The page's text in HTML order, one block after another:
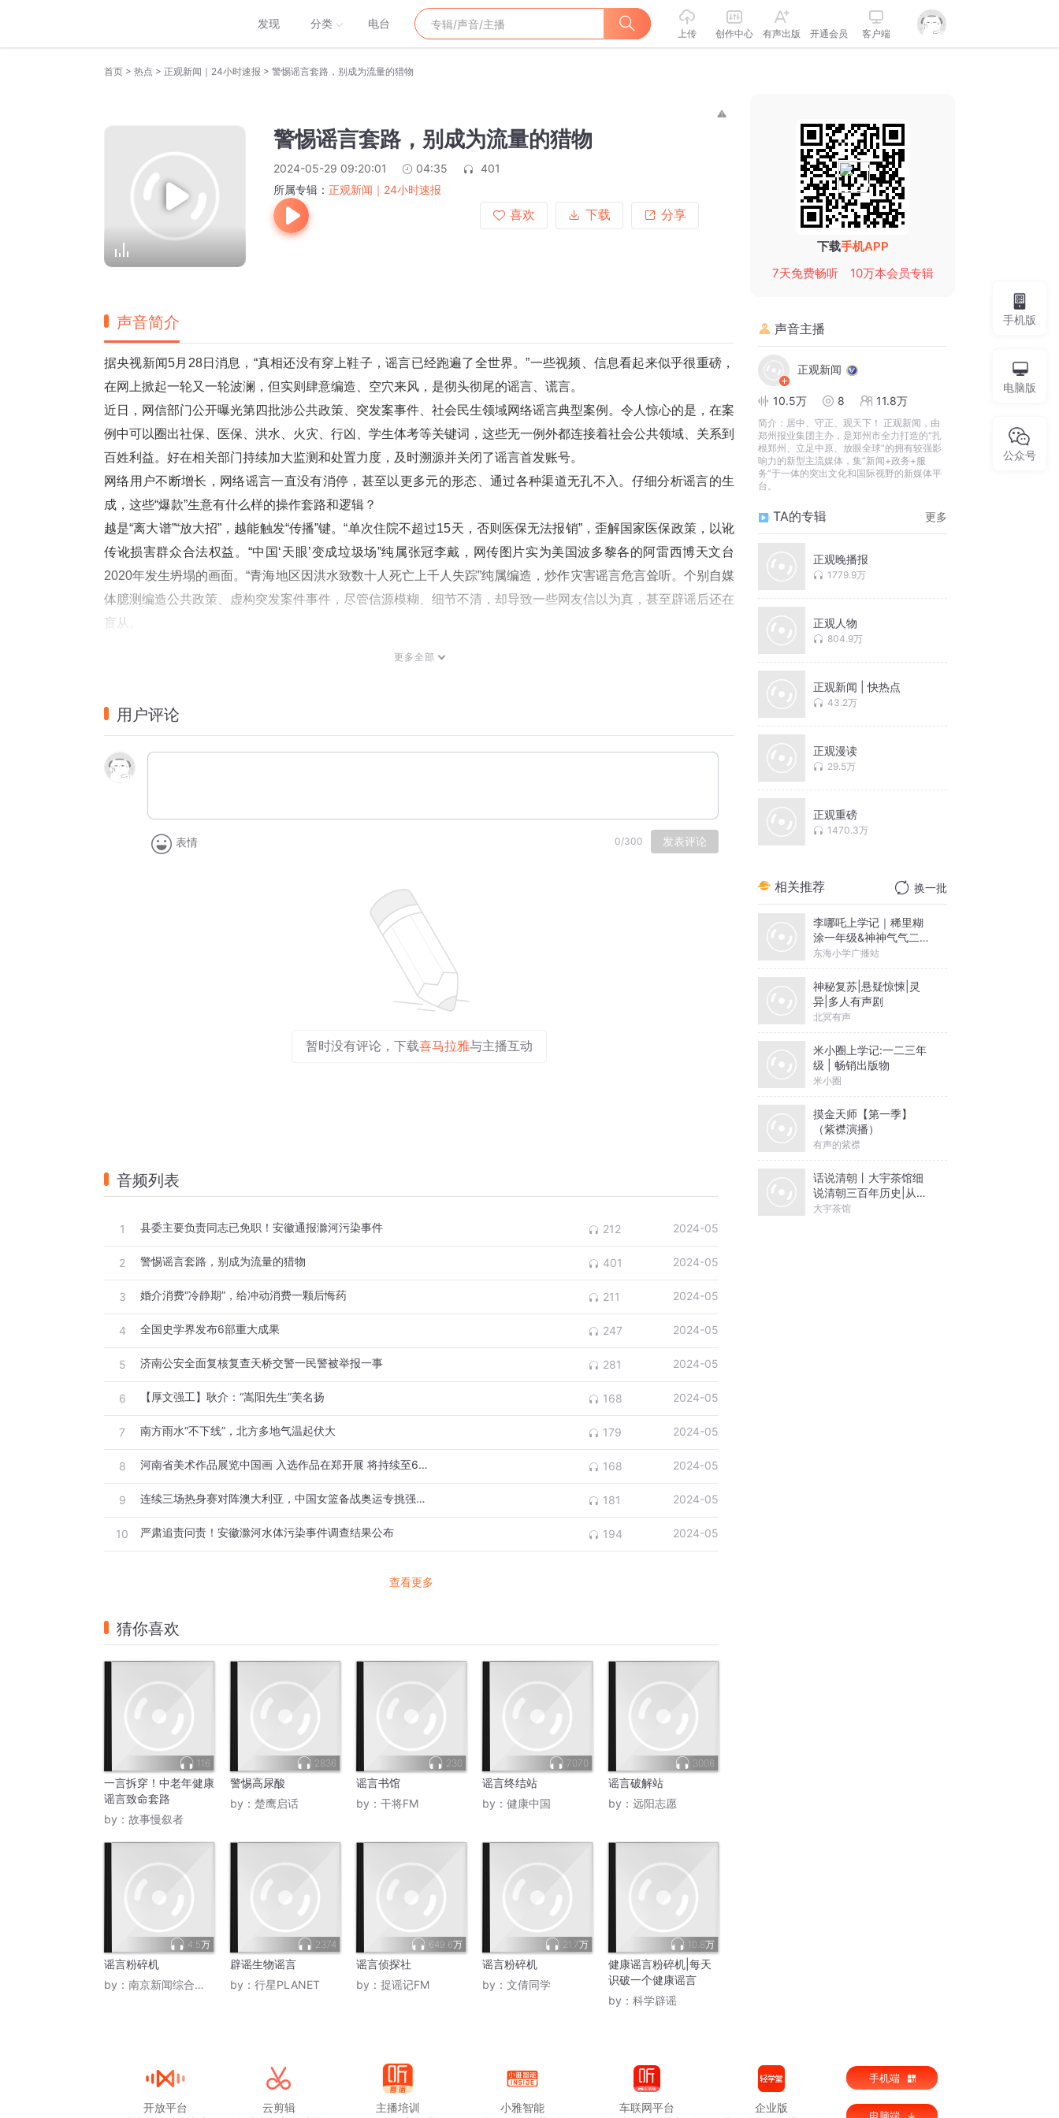
发现 分类 电台
上传 创作中心 有声出版 开通会员 客户端
首页 > 热点 > 正观新闻｜24小时速报 > 警惕谣言套路，别成为流量的猎物
警惕谣言套路，别成为流量的猎物
2024-05-29 09:20:01 04:35
401
所属专辑： 正观新闻｜24小时速报
喜欢
下载 分享
声音简介
据央视新闻5月28日消息，“真相还没有穿上鞋子，谣言已经跑遍了全世界。”一些视频、信息看起来似乎很重磅，
在网上掀起一轮又一轮波澜，但实则肆意编造、空穴来风，是彻头彻尾的谣言、谎言。
近日，网信部门公开曝光第四批涉公共政策、突发案事件、社会民生领域网络谣言典型案例。令人惊心的是，在案
例中可以圈出社保、医保、洪水、火灾、行凶、学生体考等关键词，这些无一例外都连接着社会公共领域、关系到
百姓利益。好在相关部门持续加大监测和处置力度，及时溯源并关闭了谣言首发账号。
网络用户不断增长，网络谣言一直没有消停，甚至以更多元的形态、通过各种渠道无孔不入。仔细分析谣言的生
成，这些“爆款”生意有什么样的操作套路和逻辑？
越是“离大谱”“放大招”，越能触发“传播”键。“单次住院不超过15天，否则医保无法报销”，歪解国家医保政策，以讹
传讹损害群众合法权益。“中国‘天眼’变成垃圾场”纯属张冠李戴，网传图片实为美国波多黎各的阿雷西博天文台
2020年发生坍塌的画面。“青海地区因洪水致数十人死亡上千人失踪”纯属编造，炒作灾害谣言危言耸听。个别自媒
体臆测编造公共政策、虚构突发案件事件，尽管信源模糊、细节不清，却导致一些网友信以为真，甚至辟谣后还在
盲从。
越是“熟悉的配方”，越透着金钱的“味道”。“配方如一”，却能屡屡得手。“吸睛”更为了“吸金”，说到底是变现逻辑。
在推波助澜，一些造谣者高度职业化、规模化，雇黑粉、刷好评，恶意炒作事件、操控舆论，达到引流牟利甚至敲
用大量时间追更、浏览糟粕内容，不仅没有收获任何滋养，反而可能上当、“中毒”。网络谣言占用公众大量时间和
资源，误导公众认知、扰乱社会公共秩序。当人们看到网络热点时总要打个问号，看到话题不断反转时总打个惊叹
后真相时代，更需寻求真相。复旦大学新闻学院教授张志安告诉《热评》，以批量方式曝光网络谣言典型案例，能
够以正视听，让网友举一反三，起到警戒作用；对影响比较大的一些谣言，也能进行二次辟谣和澄清。
2024年“清朗”系列行动的重点，就包括整治自媒体无底线博流量等专项行动。相关部门在持续重拳出击，平台应持
续提升完善审核机制，让谣言无处遁形。公众对奇葩离谱的信息要小心，别被这些内容牵着鼻子走，不要造成“劣
更多全部
用户评论
表情 0/300 发表评论
暂时没有评论，下载喜马拉雅与主播互动
音频列表
1 县委主要负责同志已免职！安徽通报滁河污染事件 212 2024-05
2 警惕谣言套路，别成为流量的猎物 401 2024-05
3 婚介消费“冷静期”，给冲动消费一颗后悔药 211 2024-05
4 全国史学界发布6部重大成果 247 2024-05
5 济南公安全面复核复查天桥交警一民警被举报一事 281 2024-05
6 【厚文强工】耿介：“嵩阳先生”美名扬 168 2024-05
7 南方雨水“不下线”，北方多地气温起伏大 179 2024-05
8 河南省美术作品展览中国画 入选作品在郑开展 将持续至6月14日 168 2024-05
9 连续三场热身赛对阵澳大利亚，中国女篮备战奥运专挑强队过招 181 2024-05
10 严肃追责问责！安徽滁河水体污染事件调查结果公布 194 2024-05
查看更多
猜你喜欢
116
一言拆穿！中老年健康
谣言致命套路
by： 故事慢叙者
2836
警惕高尿酸
by： 楚鹰启话
230
谣言书馆
by： 干将FM
7070
谣言终结站
by： 健康中国
3006
谣言破解站
by： 远阳志愿
4.5万
谣言粉碎机
by： 南京新闻综合广播
2374
辟谣生物谣言
by： 行星PLANET
649.6万
谣言侦探社
by： 捉谣记FM
21.7万
谣言粉碎机
by： 文倩同学
10.8万
健康谣言粉碎机|每天
识破一个健康谣言
by： 科学辟谣
下载手机APP
7天免费畅听
10万本会员专辑
声音主播
正观新闻
10.5万 8 11.8万
简介： 居中、守正、观天下！ 正观新闻，由
郑州报业集团主办，是郑州市全力打造的“扎
根郑州、立足中原、放眼全球”的拥有较强影
响力的新型主流媒体，集“新闻+政务+服
务”于一体的突出文化和国际视野的新媒体平
台。
TA的专辑 更多
正观晚播报
1779.9万
正观人物
804.9万
正观新闻 | 快热点
43.2万
正观漫读
29.5万
正观重磅
1470.3万
相关推荐 换一批
李哪吒上学记｜稀里糊
涂一年级&神神气气二年
级
东海小学广播站
神秘复苏|悬疑惊悚|灵
异|多人有声剧
北冥有声
米小圈上学记:一二三年
级 | 畅销出版物
米小圈
摸金天师【第一季】
（紫襟演播）
有声的紫襟
话说清朝丨大宇茶馆细
说清朝三百年历史|从努
尔哈赤到末代皇帝溥仪|
大宇茶馆
手机版
电脑版
公众号
开放平台
云剪辑
主播培训
小雅智能
车联网平台
企业版
手机端